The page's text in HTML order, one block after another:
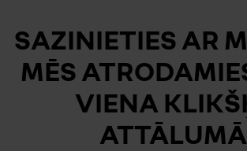
SAZINIETIES AR
MĒS
VIENA